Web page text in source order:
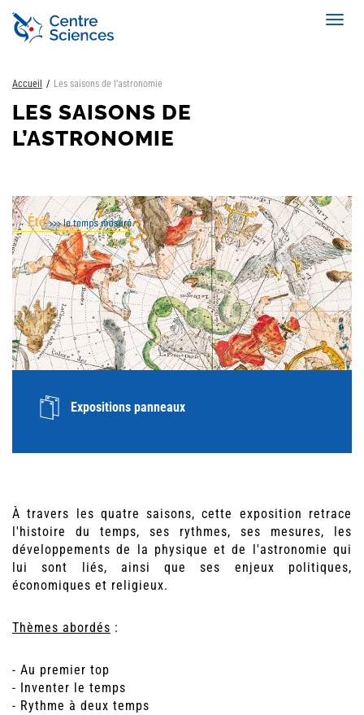
Aller
contenu
Accueil Les saisons de l’astronomie
LES SAISONS DE
L’ASTRONOMIE
Expositions panneaux
À travers les quatre saisons, cette exposition retrace
l'histoire du temps, ses rythmes, ses mesures, les
développements de la physique et de l'astronomie qui
lui sont liés, ainsi que ses enjeux politiques,
économiques et religieux.
Thèmes abordés :
- Au premier top
- Inventer le temps
- Rythme à deux temps